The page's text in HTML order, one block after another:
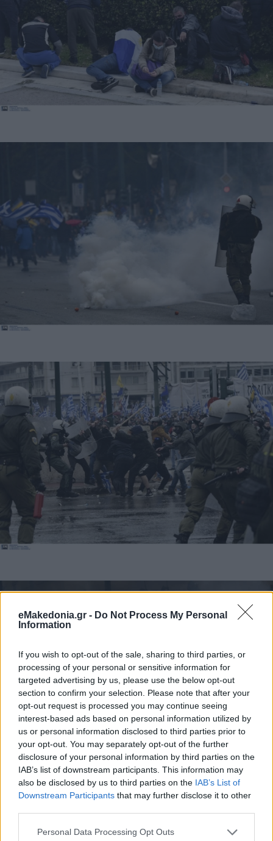
eMakedonia.gr - Do Not Process My Personal
Information
If you wish to opt-out of the sale, sharing to third parties, or
processing of your personal or sensitive information for
targeted advertising by us, please use the below opt-out
section to confirm your selection. Please note that after your
opt-out request is processed you may continue seeing
interest-based ads based on personal information utilized by
us or personal information disclosed to third parties prior to
your opt-out. You may separately opt-out of the further
disclosure of your personal information by third parties on the
IAB’s list of downstream participants. This information may
also be disclosed by us to third parties on the IAB’s List of
Downstream Participants that may further disclose it to other
Please note that this website/app uses one or more Google
Personal Data Processing Opt Outs
Κάνε κλικ και δες περισσότερο
αναζήτηση τηςGoogle
Πρόσθεσέ το στηνGoogle